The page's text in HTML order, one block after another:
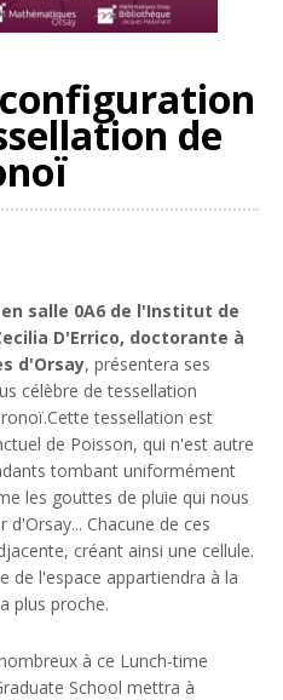
de
en salle 0A6 de l'Institut de
D'Errico, doctorante à
d'Orsay, présentera ses
célèbre de tessellation
tessellation est
de Poisson, qui n'est autre
tombant uniformément
les gouttes de pluie qui nous
Chacune de ces
créant ainsi une cellule.
de l'espace appartiendra à la
plus proche.
à ce Lunch-time
School mettra à